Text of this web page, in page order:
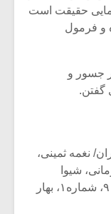
حقیقت است
و فرمول
جسور و
گفتن.
نغمه ثمینی،
شیوا
مسعودی/ نشریه‌ی هنرهای زیبا/ دوره‌ی ۹، شماره۱، بهار